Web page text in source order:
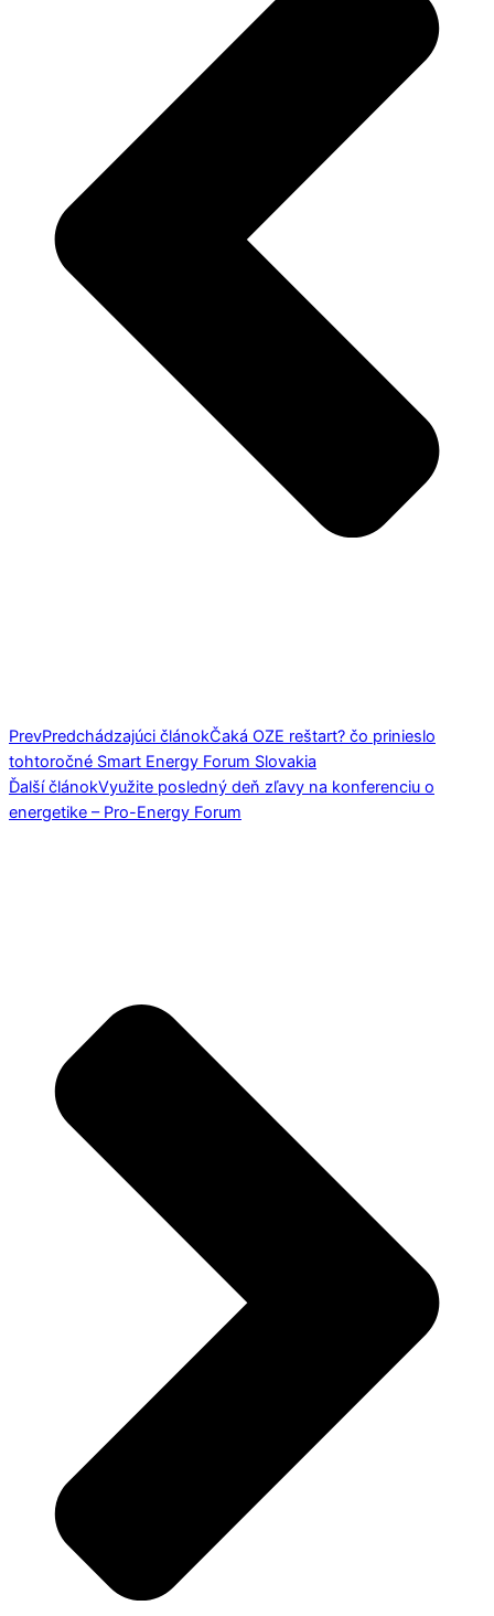
PrevPredchádzajúci článokČaká OZE reštart? čo prinieslo
tohtoročné Smart Energy Forum Slovakia
Ďalší článokVyužite posledný deň zľavy na konferenciu o
energetike – Pro-Energy Forum